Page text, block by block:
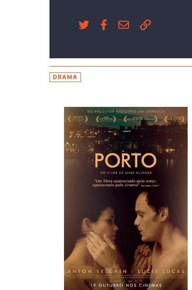
DRAMA